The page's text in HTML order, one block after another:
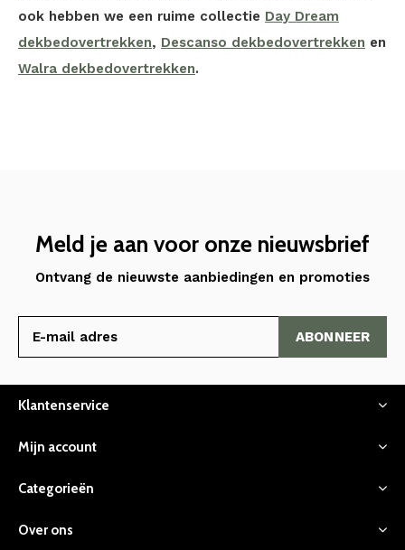
ook hebben we een ruime collectie Day Dream
dekbedovertrekken, Descanso dekbedovertrekken en
Walra dekbedovertrekken.
Meld je aan voor onze nieuwsbrief
Ontvang de nieuwste aanbiedingen en promoties
ABONNEER
Klantenservice
Mijn account
Categorieën
Over ons